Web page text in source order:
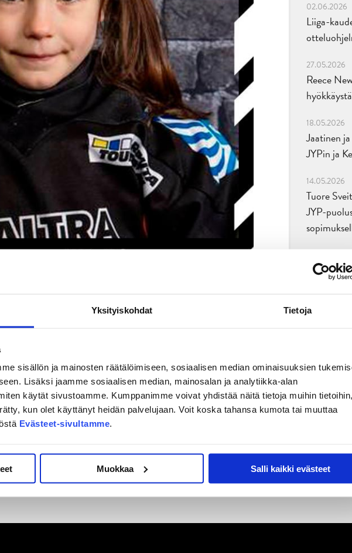
Yksityiskohdat Tietoja
sisällön ja mainosten räätälöimiseen, sosiaalisen median ominaisuuksien
Lisäksi jaamme sosiaalisen median, mainosalan ja analytiikka-alan
käytät sivustoamme. Kumppanimme voivat yhdistää näitä tietoja muihin
kun olet käyttänyt heidän palvelujaan. Voit koska tahansa kumota tai muuttaa
Evästeet-sivultamme.
Muokkaa Salli kaikki evästeet
02.06.2026
Liiga-
27.05.2026
Reece
18.05.2026
Jaatinen
JYPin ja
14.05.2026
Tuore
JYP-